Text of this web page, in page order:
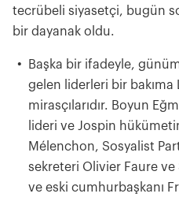
tecrübeli siyasetçi, bugün
bir dayanak oldu.
Başka bir ifadeyle,
gelen liderleri bir bakıma
mirasçılarıdır. Boyun
lideri ve Jospin
Mélenchon, Sosyalist
sekreteri Olivier Faure
ve eski cumhurbaşkanı